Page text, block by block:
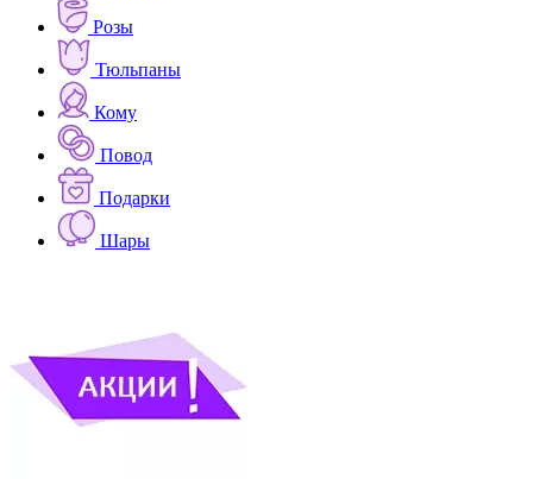
Розы
Тюльпаны
Кому
Повод
Подарки
Шары